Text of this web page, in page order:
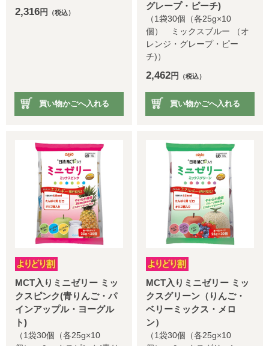
2,316 円 （税込）
買い物かごへ入れる
グレープ・ピーチ)
（1袋30個（各25g×10
個） ミックスブルー （オ
レンジ・グレープ・ピー
チ)）
2,462 円 （税込）
買い物かごへ入れる
MCT入りミニゼリー ミッ
クスピンク(青りんご・パ
インアップル・ヨーグル
ト)
（1袋30個（各25g×10
MCT入りミニゼリー ミッ
クスグリーン（りんご・
ベリーミックス・メロ
ン）
（1袋30個（各25g×10